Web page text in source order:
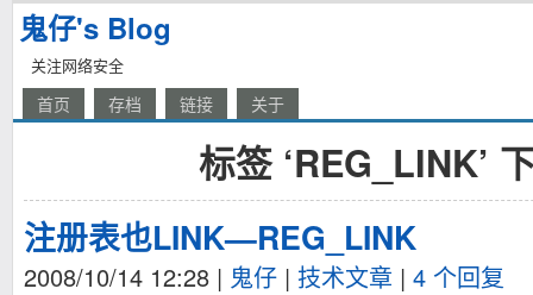
鬼仔's Blog
关注网络安全
首页 存档 链接 关于
标签 ‘REG_LINK’
注册表也LINK—REG_LINK
2008/10/14 12:28 | 鬼仔 | 技术文章 | 4 个回复